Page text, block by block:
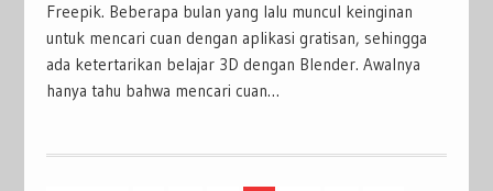
Freepik. Beberapa bulan yang lalu muncul keinginan
untuk mencari cuan dengan aplikasi gratisan, sehingga
ada ketertarikan belajar 3D dengan Blender. Awalnya
hanya tahu bahwa mencari cuan…